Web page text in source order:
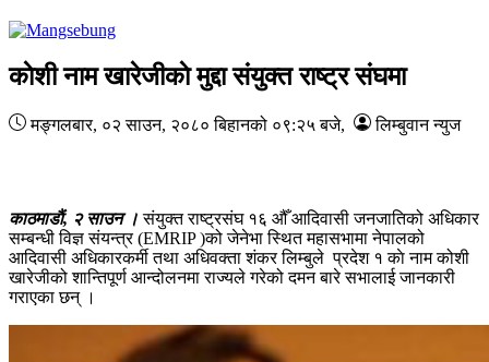
काेशी नाम खारेजीकाे मुद्दा संयुक्त राष्ट्र संघमा
मङ्गलबार, ०२ साउन, २०८०बिहानको ०९:२५ बजे, लिम्बुवान न्युज
काठमाडाैं, २ साउन । संयुक्त राष्ट्रसंघ १६ औँ आदिवासी जनजातिको अधिकार
सम्बन्धी विज्ञ संयन्त्र (EMRIP )को जेनेभा स्थित महासभामा नेपालको
आदिवासी अधिकारकर्मी तथा अधिवक्ता शंकर लिम्बुले प्रदेश १ काे नाम कोशी
खारेजीको शान्तिपूर्ण आन्दोलनमा राज्यले गरेको दमन बारे सभालाई जानकारी
गराएका छन् ।